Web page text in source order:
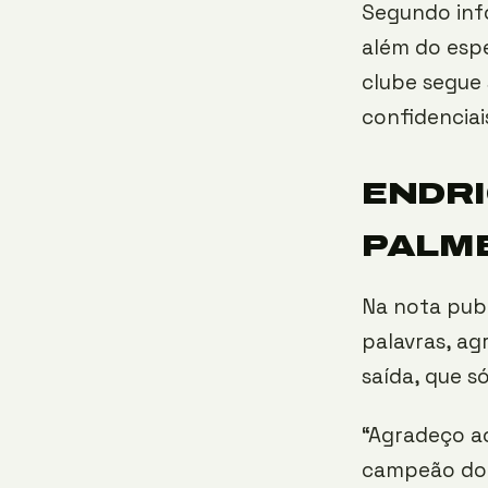
Segundo
além do
clube
Na nota
palavras,
saída, que
“Agradeço
campeão